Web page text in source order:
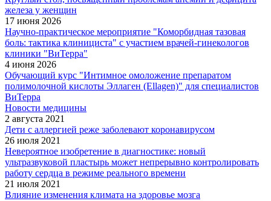
железа у женщин
17 июня 2026
Научно-практическое мероприятие "Коморбидная тазовая
боль: тактика клинициста" с участием врачей-гинекологов
клиники "ВиТерра"
4 июня 2026
Обучающий курс "Интимное омоложение препаратом
полимолочной кислоты Эллаген (Ellagen)" для специалистов
ВиТерра
Новости медицины
2 августа 2021
Дети с аллергией реже заболевают коронавирусом
26 июля 2021
Невероятное изобретение в диагностике: новый
ультразвуковой пластырь может непрерывно контролировать
работу сердца в режиме реального времени
21 июля 2021
Влияние изменения климата на здоровье мозга